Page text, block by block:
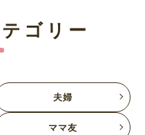
ゴリー
夫婦
ママ友